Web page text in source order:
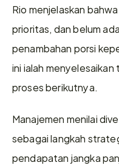
Rio menjelaskan
prioritas, dan belum
penambahan porsi
ini ialah
proses berikutnya.
Manajemen menilai
sebagai langkah
pendapatan jangka